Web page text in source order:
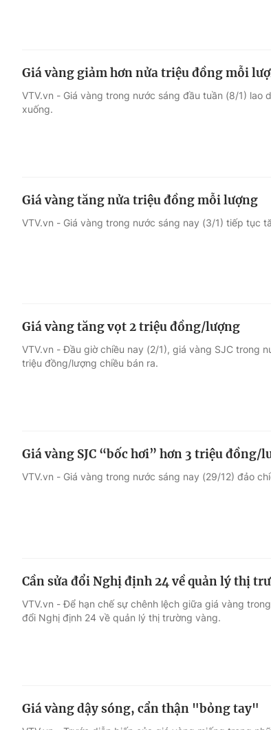
Giá vàng giảm hơn nửa triệu đồng mỗi
VTV.vn - Giá vàng trong nước sáng đầu tuần (8/1) lao
xuống.
Giá vàng tăng nửa triệu đồng mỗi lượng
VTV.vn - Giá vàng trong nước sáng nay (3/1) tiếp tục
Giá vàng tăng vọt 2 triệu đồng/lượng
VTV.vn - Đầu giờ chiều nay (2/1), giá vàng SJC trong
triệu đồng/lượng chiều bán ra.
Giá vàng SJC “bốc hơi” hơn 3 triệu đồng/
VTV.vn - Giá vàng trong nước sáng nay (29/12) đảo
Cần sửa đổi Nghị định 24 về quản lý thị
VTV.vn - Để hạn chế sự chênh lệch giữa giá vàng
đổi Nghị định 24 về quản lý thị trường vàng.
Giá vàng dậy sóng, cẩn thận "bỏng tay"